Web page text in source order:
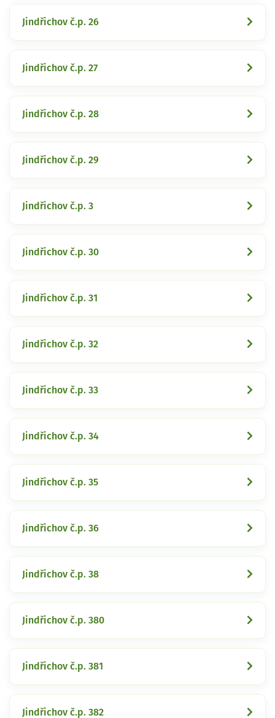
Jindřichov č.p. 26
Jindřichov č.p. 27
Jindřichov č.p. 28
Jindřichov č.p. 29
Jindřichov č.p. 3
Jindřichov č.p. 30
Jindřichov č.p. 31
Jindřichov č.p. 32
Jindřichov č.p. 33
Jindřichov č.p. 34
Jindřichov č.p. 35
Jindřichov č.p. 36
Jindřichov č.p. 38
Jindřichov č.p. 380
Jindřichov č.p. 381
Jindřichov č.p. 382